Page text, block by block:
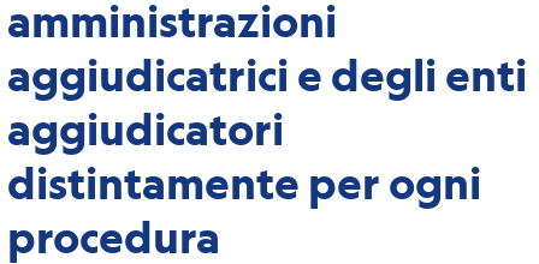
amministrazioni
aggiudicatrici e degli enti
aggiudicatori
distintamente per ogni
procedura